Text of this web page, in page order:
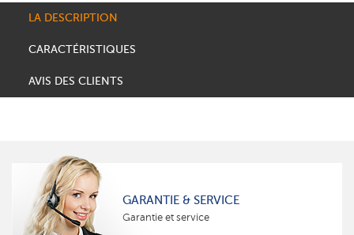
LA DESCRIPTION
CARACTÉRISTIQUES
AVIS DES CLIENTS
GARANTIE & SERVICE
Garantie et service